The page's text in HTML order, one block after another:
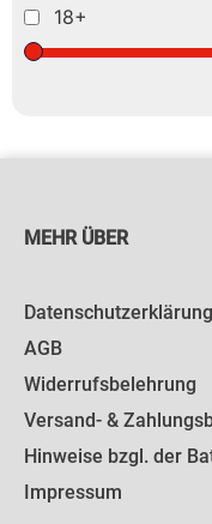
18+
MEHR ÜBER
Datenschutzerklärung
AGB
Widerrufsbelehrung
Versand- &
Hinweise bzgl. der
Impressum